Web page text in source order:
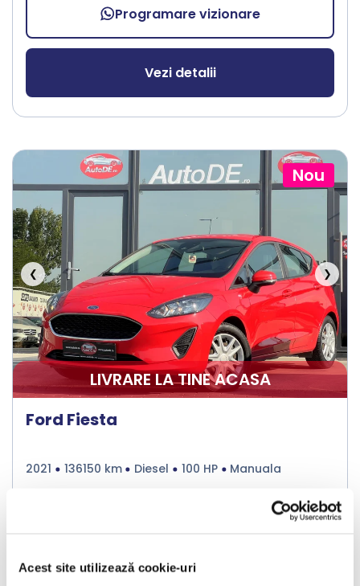
Acest site utilizează cookie-uri
Programare vizionare
Vezi detalii
Nou
❮ ❯
LIVRARE LA TINE ACASA
Ford Fiesta
2021 136150 km Diesel 100 HP Manuala
€6.990